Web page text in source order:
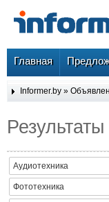
Главная
Informer.by »
Аудиотехника
Фототехника